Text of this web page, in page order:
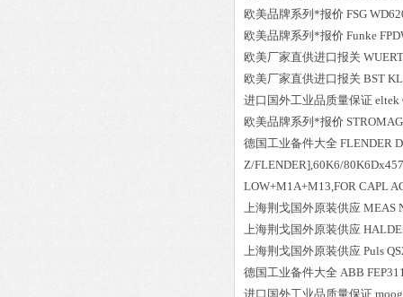
欧美品牌系列*报价 FSG
欧美品牌系列*报价 Funke
欧美厂家直供进口报关
欧美厂家直供进口报关 BST
进口国外工业品质量保证 eltek
欧美品牌系列*报价 STROMAG
德国工业备件大全 FLENDER
Z/FLENDER],60K6/
LOW+M1A+M13,FOR CAPL
上海荆戈国外原装供应 MEAS
上海荆戈国外原装供应
上海荆戈国外原装供应 Puls
德国工业备件大全 ABB
进口国外工业品质量保证 moog